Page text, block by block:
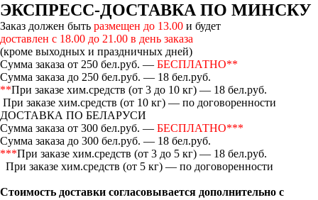
ЭКСПРЕСС-ДОСТАВКА ПО МИНСКУ
Заказ должен быть размещен до 13.00 и будет
доставлен с 18.00 до 21.00 в день заказа
(кроме выходных и праздничных дней)
Сумма заказа от 250 бел.руб. — БЕСПЛАТНО**
Сумма заказа до 250 бел.руб. — 18 бел.руб.
**При заказе хим.средств (от 3 до 10 кг) — 18 бел.руб.
При заказе хим.средств (от 10 кг) — по договоренности
ДОСТАВКА ПО БЕЛАРУСИ
Сумма заказа от 300 бел.руб. — БЕСПЛАТНО***
Сумма заказа до 300 бел.руб. — 18 бел.руб.
***При заказе хим.средств (от 3 до 5 кг) — 18 бел.руб.
При заказе хим.средств (от 5 кг) — по договоренности
Стоимость доставки согласовывается дополнительно с